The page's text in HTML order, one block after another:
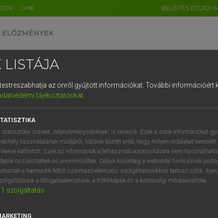
GYIK BELÉPÉS EDUID-
ELŐZMÉNYEK
szótár
VAN ELŐFIZETÉSED?
megtekintéséhez.
LISTÁJA
az önről gyűjtött információkat. További információért
tájékoztatónkat.
statisztikai sütiket „teljesítménysütiknek” is nevezik. Ezek a sütik információkat
használatának módjáról, többek között arról, hogy milyen oldalakat keresett
kattintott. Ezek az információk a felhasználó azonosítására nem
összesítettek és anonimizáltak. Céljuk kizárólag a weboldal funkcióinak
a harmadik féltől származó elemzési szolgáltatásokhoz tartozó sütik;
a látogatóelemzések, a hőtérképek és a közösségi médiaanalitika.
1 szolgáltatás
DE CN FR ES IT NL
1 2 3 4 5 6 7 8 9
q w e r t z u i
a s d f g h j k l é
í y x c v b n m , .